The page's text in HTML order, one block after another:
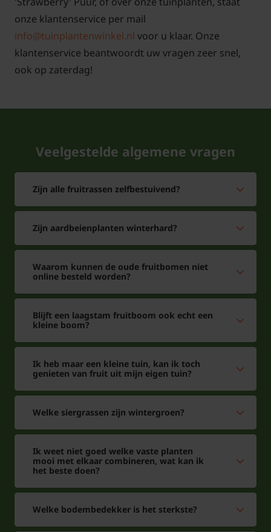
nummer 110920
onze klantenservice per mail
info@tuinplantenwinkel.nl voor u klaar. Onze
klantenservice beantwoordt uw vragen zeer snel,
ook op zaterdag!
Veelgestelde algemene vragen
Zijn alle fruitrassen zelfbestuivend?
Zijn aardbeienplanten winterhard?
Waarom kunnen de oude fruitbomen niet
online besteld worden?
Blijft een laagstam fruitboom ook echt een
kleine boom?
Ik heb maar een kleine tuin, kan ik toch
genieten van fruit uit mijn eigen tuin?
Welke siergrassen zijn wintergroen?
Ik weet niet goed welke vaste planten
mooi met elkaar combineren, wat kan ik
het beste doen?
Welke bodembedekker is het sterkste?